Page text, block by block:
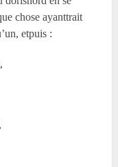
chose ayanttrait
etpuis :